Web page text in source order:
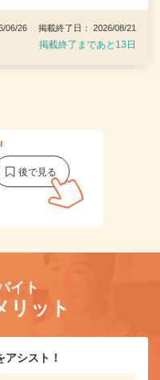
06/26 掲載終了日： 2026/08/21
掲載終了まであと13日
イト
リット
シスト！